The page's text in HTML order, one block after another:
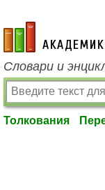
academic.ru
Словари и
Толкования